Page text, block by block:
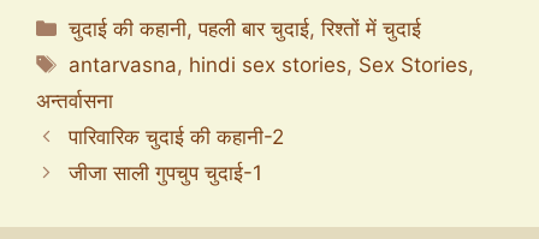
Categories
चुदाई की कहानी,पहली बार चुदाई,रिश्तों में चुदाई
Tags
antarvasna, hindi sex stories, Sex Stories,
अन्तर्वासना
पारिवारिक चुदाई की कहानी-2
जीजा साली गुपचुप चुदाई-1